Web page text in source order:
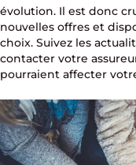
évolution. Il est donc
nouvelles offres et
choix. Suivez les
contacter votre
pourraient affecter